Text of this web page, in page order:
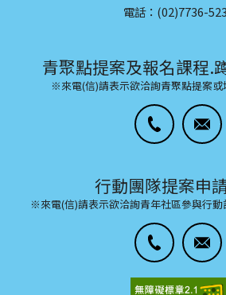
電話：(02)7736-
青聚點提案及報名課程.
※來電(信)請表示欲洽詢青聚點提案或
行動團隊提案申
※來電(信)請表示欲洽詢青年社區參與行動